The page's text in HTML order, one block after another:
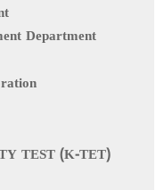
Department
TEST (K-TET)